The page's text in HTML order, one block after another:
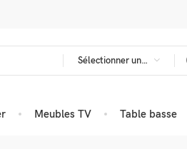
Sélectionner une catégorie
Meubles TV Table basse